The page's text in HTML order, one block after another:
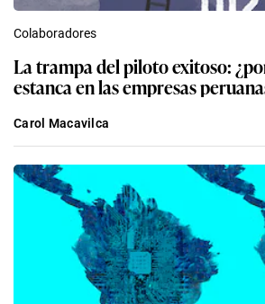
Colaboradores
La trampa del piloto exitoso:
estanca en las empresas
Carol Macavilca